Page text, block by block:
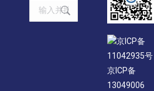
Search:
京ICP备
11042935号
京ICP备
13049006